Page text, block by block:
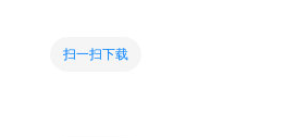
扫一扫下载